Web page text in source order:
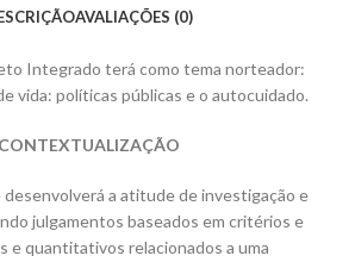
AVALIAÇÕES (0)
Integrado terá como tema norteador:
vida: políticas públicas e o autocuidado.
CONTEXTUALIZAÇÃO
a atitude de investigação e
julgamentos baseados em critérios e
e quantitativos relacionados a uma